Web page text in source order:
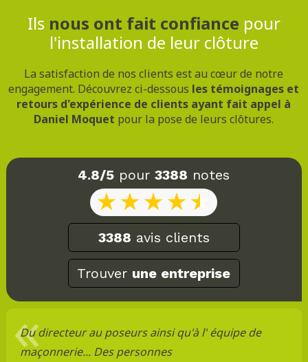
Ils nous ont fait confiance pour
l'installation de leur clôture
La satisfaction de nos clients est au cœur de notre
engagement. Découvrez ci-dessous les témoignages et
retours d'expérience de clients ayant fait appel à
Daniel Moquet pour la pose de leurs clôtures.
4.8/5 pour3388 notes
3388 avis clients
Trouver une entreprise
Du directeur au poseurs ainsi qu'à l' équipe de
maçonnerie... Des personnes